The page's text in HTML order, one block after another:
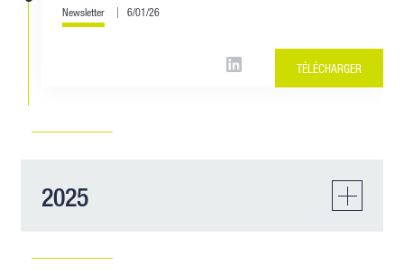
Newsletter 6/01/26
TÉLÉCHARGER
2025